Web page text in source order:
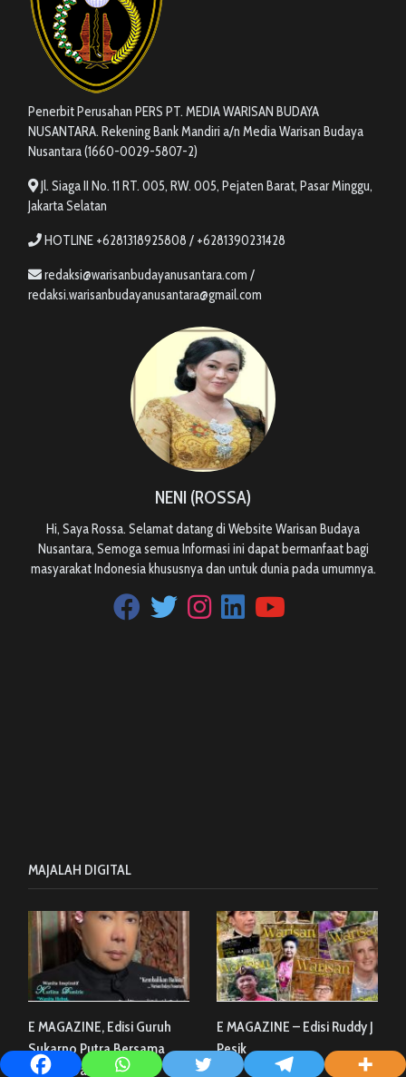
Penerbit Perusahan PERS PT. MEDIA WARISAN BUDAYA
NUSANTARA. Rekening Bank Mandiri a/n Media Warisan Budaya
Nusantara (1660-0029-5807-2)
Jl. Siaga II No. 11 RT. 005, RW. 005, Pejaten Barat, Pasar Minggu,
Jakarta Selatan
HOTLINE +6281318925808 / +6281390231428
redaksi@warisanbudayanusantara.com /
redaksi.warisanbudayanusantara@gmail.com
NENI (ROSSA)
Hi, Saya Rossa. Selamat datang di Website Warisan Budaya
Nusantara, Semoga semua Informasi ini dapat bermanfaat bagi
masyarakat Indonesia khususnya dan untuk dunia pada umumnya.
MAJALAH DIGITAL
E MAGAZINE, Edisi Guruh
Sukarno Putra Bersama
Karlina Damirie
E MAGAZINE – Edisi Ruddy J
Pesik